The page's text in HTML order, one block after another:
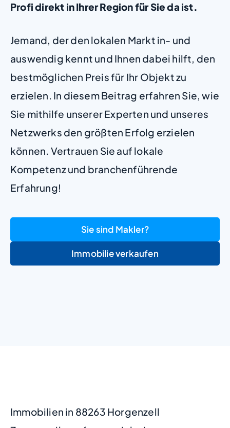
Profi direkt in Ihrer Region für Sie da ist.
Jemand, der den lokalen Markt in- und
auswendig kennt und Ihnen dabei hilft, den
bestmöglichen Preis für Ihr Objekt zu
erzielen. In diesem Beitrag erfahren Sie, wie
Sie mithilfe unserer Experten und unseres
Netzwerks den größten Erfolg erzielen
können. Vertrauen Sie auf lokale
Kompetenz und branchenführende
Erfahrung!
Sie sind Makler?
Immobilie verkaufen
Immobilien in 88263 Horgenzell